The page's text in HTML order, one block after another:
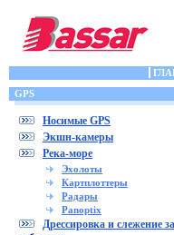
GPS
Носимые GPS
Экшн-камеры
Река-море
Эхолоты
Картплоттеры
Радары
Panoptix
Дрессировка и слежение за